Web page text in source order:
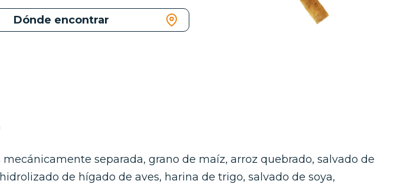
Dónde encontrar
separada, grano de maíz, arroz quebrado, salvado de
de hígado de aves, harina de trigo, salvado de soya,